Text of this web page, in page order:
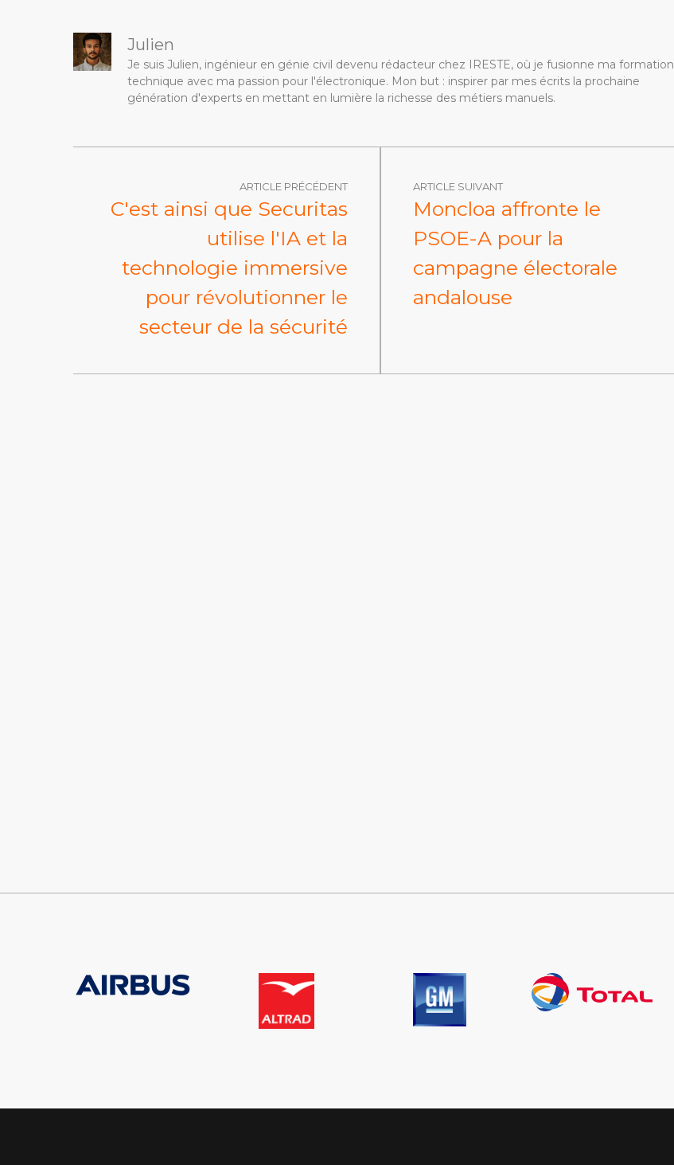
Julien
Je suis Julien, ingénieur en génie civil devenu rédacteur chez IRESTE, où je fusionne ma formation
technique avec ma passion pour l'électronique. Mon but : inspirer par mes écrits la prochaine
génération d'experts en mettant en lumière la richesse des métiers manuels.
ARTICLE PRÉCÉDENT
C'est ainsi que Securitas
utilise l'IA et la
technologie immersive
pour révolutionner le
secteur de la sécurité
ARTICLE SUIVANT
Moncloa affronte le
PSOE-A pour la
campagne électorale
andalouse